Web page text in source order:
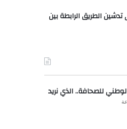
الطريق الرابطة بين
للصحافة.. الذي نريد